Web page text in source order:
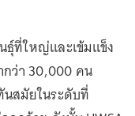
ที่ใหญ่และเข้มแข็ง
กว่า 30,000 คน
สมัยในระดับที่